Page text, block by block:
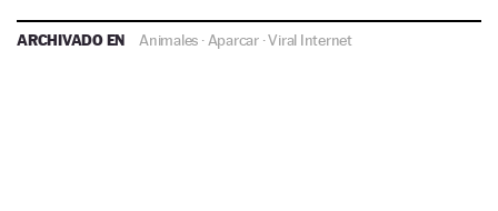
ARCHIVADO EN Animales · Aparcar·Viral Internet